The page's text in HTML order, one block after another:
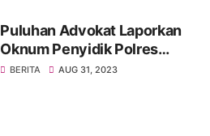
Puluhan Advokat Laporkan
Oknum Penyidik Polres
JAKSEL Ke Propam Mabes
BERITA AUG 31, 2023